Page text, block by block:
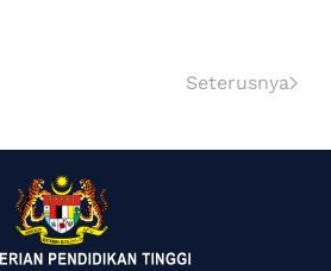
Seterusnya